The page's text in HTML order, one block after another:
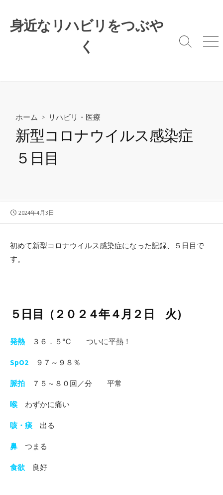
ス
身近なリハビリをつぶや
く
検
メ
ホーム > リハビリ・医療
新型コロナウイルス感染症
５日目
公
2024年4月3日
初めて新型コロナウイルス感染症になった記録、５日目で
す。
５日目（２０２４年４月２日 火）
発熱 ３６．５℃ ついに平熱！
SpO2 ９７～９８％
脈拍 ７５～８０回／分 平常
喉 わずかに痛い
咳・痰 出る
鼻 つまる
食欲 良好